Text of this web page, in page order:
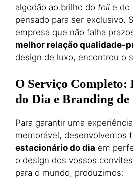
algodão ao brilho do foil e do
pensado para ser exclusivo.
empresa que não falha
melhor relação qualidade-
design de luxo, encontrou o
O Serviço Completo:
do Dia e Branding de
Para garantir uma
memorável, desenvolvemos
estacionário do dia em
o design dos vossos
para o mundo, produzimos: